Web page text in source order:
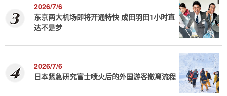
2026/7/6
东京两大机场即将开通特快 成田羽田1小时直
达不是梦
2026/7/6
日本紧急研究富士喷火后的外国游客撤离流程